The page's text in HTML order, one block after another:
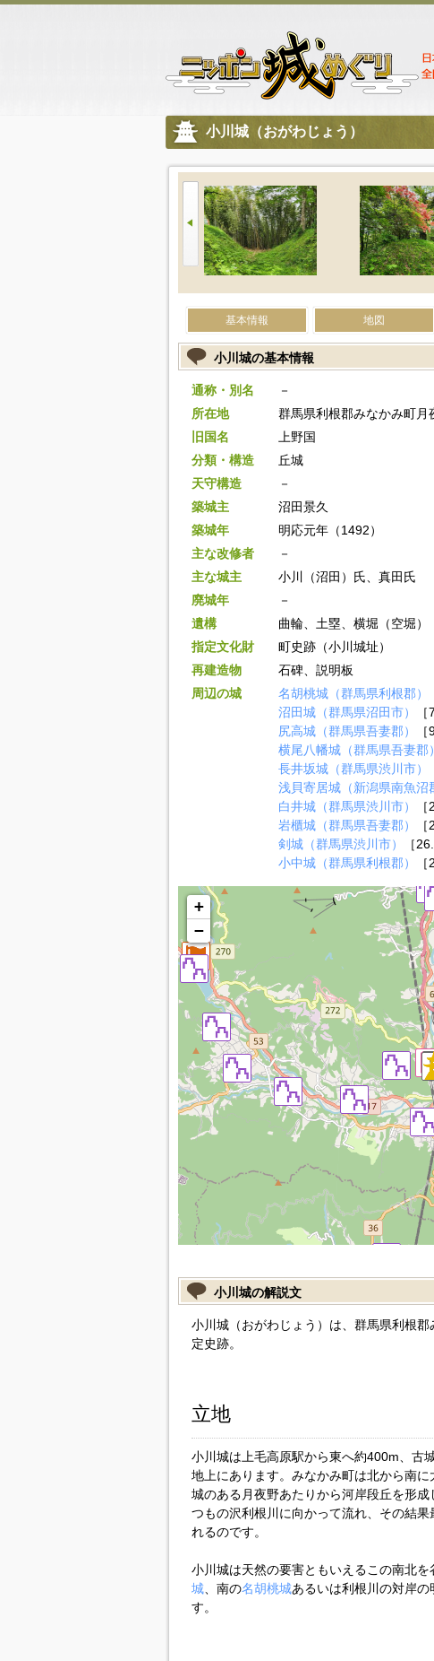
小川城（おがわじょう）
基本情報 地図
小川城の基本情報
通称・別名
－
所在地
群馬県利根郡みなかみ町月
旧国名
上野国
分類・構造
丘城
天守構造
－
築城主
沼田景久
築城年
明応元年（1492）
主な改修者
－
主な城主
小川（沼田）氏、真田氏
廃城年
－
遺構
曲輪、土塁、横堀（空堀）
指定文化財
町史跡（小川城址）
再建造物
石碑、説明板
周辺の城
名胡桃城（群馬県利根郡）
沼田城（群馬県沼田市）
尻高城（群馬県吾妻郡）
横尾八幡城（群馬県吾妻郡）
長井坂城（群馬県渋川市）
浅貝寄居城（新潟県南魚沼
白井城（群馬県渋川市）
岩櫃城（群馬県吾妻郡）
剣城（群馬県渋川市）
［
小中城（群馬県利根郡）
+
−
小川城の解説文
小川城（おがわじょう）は、群馬県利根
定史跡。
立地
小川城は上毛高原駅から東へ約400m、古
地上にあります。みなかみ町は北から南
城のある月夜野あたりから河岸段丘を形
つもの沢利根川に向かって流れ、その結
れるのです。
小川城は天然の要害ともいえるこの南北
城、南の名胡桃城あるいは利根川の対岸の
す。